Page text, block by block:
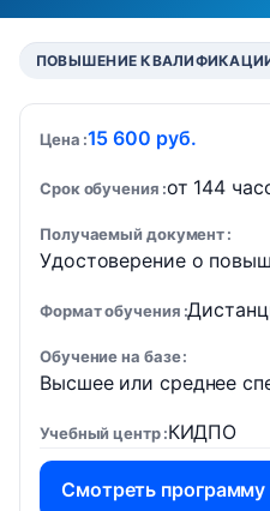
ПОВЫШЕНИЕ
Цена 15 600 руб.
Срок обучения от 144
Получаемый документ
Удостоверение о
Формат обучения
Обучение на базе
Высшее или среднее
Учебный центр КИДПО
Смотреть программу